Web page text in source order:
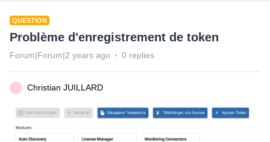
QUESTION
Problème d'enregistrement de token
Forum|Forum|2 years ago 0 replies
C Christian JUILLARD